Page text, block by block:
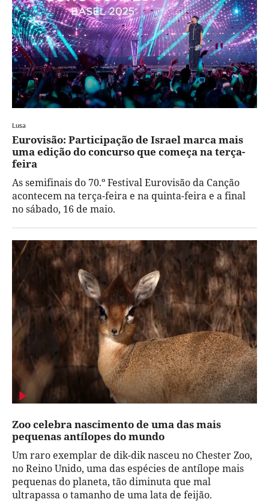
Lusa
Eurovisão: Participação de Israel marca mais
uma edição do concurso que começa na terça-
feira
As semifinais do 70.º Festival Eurovisão da Canção
acontecem na terça-feira e na quinta-feira e a final
no sábado, 16 de maio.
Zoo celebra nascimento de uma das mais
pequenas antílopes do mundo
Um raro exemplar de dik-dik nasceu no Chester Zoo,
no Reino Unido, uma das espécies de antílope mais
pequenas do planeta, tão diminuta que mal
ultrapassa o tamanho de uma lata de feijão.